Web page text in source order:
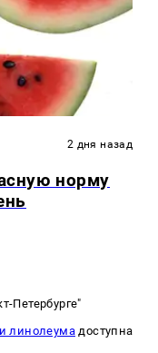
2 дня назад
норму
Петербурге"
линолеумадоступна